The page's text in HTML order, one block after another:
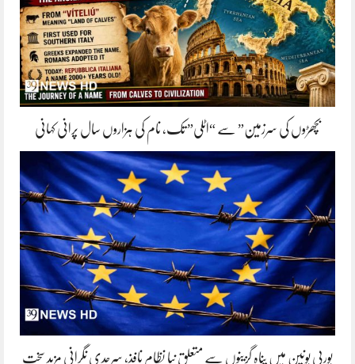
بچھڑوں کی سرزمین” سے “اٹلی” تک، نام کی ہزاروں سال پرانی کہانی
یورپی یونین میں پناہ گزینوں سے متعلق نیا نظام نافذ، سرحدی نگرانی مزید سخت